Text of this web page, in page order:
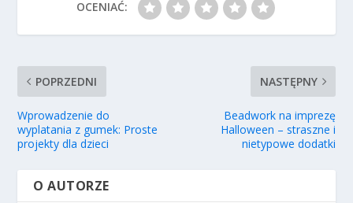
OCENIAĆ:
POPRZEDNI
Wprowadzenie do
wyplatania z gumek: Proste
projekty dla dzieci
NASTĘPNY
Beadwork na imprezę
Halloween – straszne i
nietypowe dodatki
O AUTORZE